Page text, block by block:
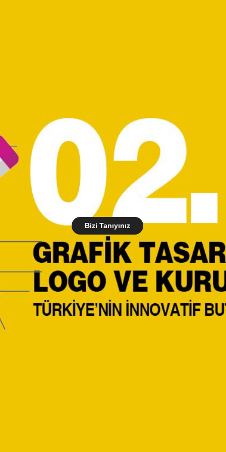
Bizi Tanıyınız